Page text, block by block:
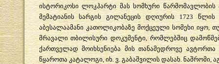
ისტორიკოსი ლოკჰარტი მას სომხური წარმომავლობის
მემატიანის
სარგის გილანეცის დღიურის1723წლის
აბესალაამანი კათოლიკობაზე მოქცეული სომეხი იყო,
მრავალი თბილისური დოკუმენტი,რომლებშიც
ქართველად მოიხსენიება მის თანამედროვე ავტორთა
წყაროთა კატალოგი,იხ.ვ.გაბაშვილის დასახ. ნაშრომი,